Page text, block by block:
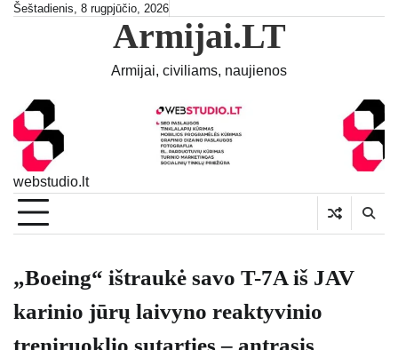
SkipŠeštadienis, 8 rugpjūčio, 2026
Armijai.LT
Armijai, civiliams, naujienos
webstudio.lt
„Boeing“ ištraukė savo T-7A iš JAV
karinio jūrų laivyno reaktyvinio
treniruoklio sutarties – antrasis